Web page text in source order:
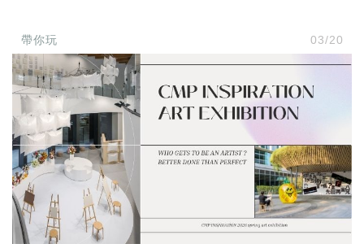
影
推
薦
尚
流
行
穿
搭
美
妝
髮
帶你玩 03/20